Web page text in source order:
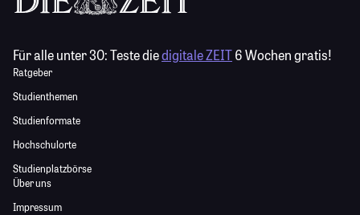
Für alle unter 30:Teste diedigitale ZEIT6 Wochen gratis!
Ratgeber
Studienthemen
Studienformate
Hochschulorte
Studienplatzbörse
Über uns
Impressum